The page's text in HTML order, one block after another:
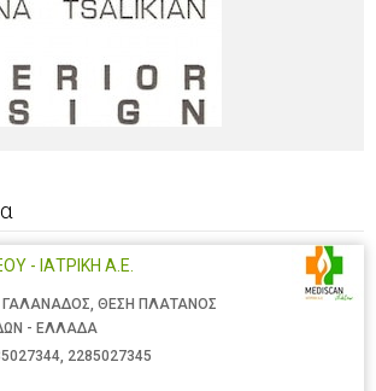
- ΙΑΤΡΙΚΗ Α.Ε.
ΘΕΣΗ ΠΛΑΤΑΝΟΣ
- ΕΛΛΑΔΑ
2285027345